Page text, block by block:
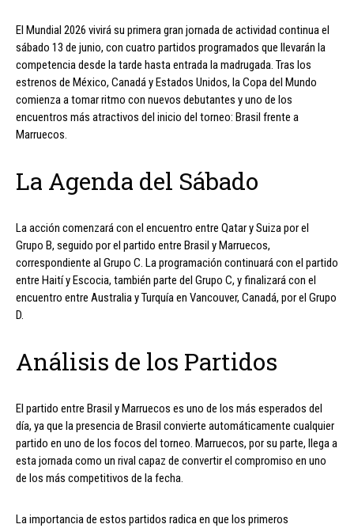
El Mundial 2026 vivirá su primera gran jornada de actividad continua el
sábado 13 de junio, con cuatro partidos programados que llevarán la
competencia desde la tarde hasta entrada la madrugada. Tras los
estrenos de México, Canadá y Estados Unidos, la Copa del Mundo
comienza a tomar ritmo con nuevos debutantes y uno de los
encuentros más atractivos del inicio del torneo: Brasil frente a
Marruecos.
La Agenda del Sábado
La acción comenzará con el encuentro entre Qatar y Suiza por el
Grupo B, seguido por el partido entre Brasil y Marruecos,
correspondiente al Grupo C. La programación continuará con el partido
entre Haití y Escocia, también parte del Grupo C, y finalizará con el
encuentro entre Australia y Turquía en Vancouver, Canadá, por el Grupo
D.
Análisis de los Partidos
El partido entre Brasil y Marruecos es uno de los más esperados del
día, ya que la presencia de Brasil convierte automáticamente cualquier
partido en uno de los focos del torneo. Marruecos, por su parte, llega a
esta jornada como un rival capaz de convertir el compromiso en uno
de los más competitivos de la fecha.
La importancia de estos partidos radica en que los primeros